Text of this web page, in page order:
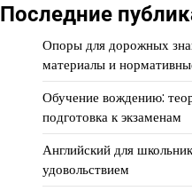
Последние
Опоры для дорожных
материалы и
Обучение вождению:
подготовка к экзаменам
Английский для
удовольствием